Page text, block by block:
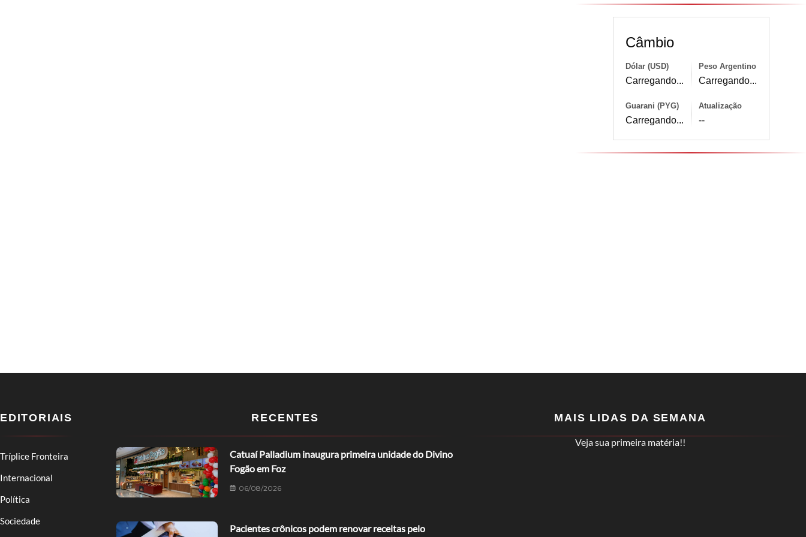
Câmbio
Dólar (USD)
Carregando...
Peso Argentino
Carregando...
Guarani (PYG)
Carregando...
Atualização
--
EDITORIAIS
Tríplice Fronteira
Internacional
Política
Sociedade
RECENTES
Catuaí Palladium inaugura primeira unidade do Divino
Fogão em Foz
06/08/2026
Pacientes crônicos podem renovar receitas pelo
MAIS LIDAS DA SEMANA
Veja sua primeira matéria!!